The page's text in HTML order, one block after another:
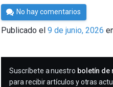
Por
César
Tomé
No hay comentarios
Publicado el9 de junio, 2026
SUSCRIBIRME
Suscríbete a nuestro boletín de
para recibir artículos y otras